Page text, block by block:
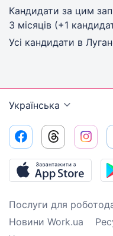
Кандидати за цим
3 місяців (+1
Усі кандидати в
Українська
Послуги для
Новини Work.ua